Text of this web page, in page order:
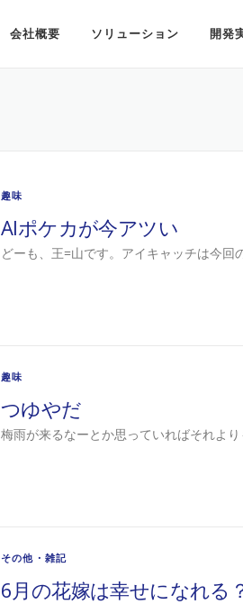
会社概要 ソリューション 開発
趣味
AIポケカが今アツい
どーも、王=山です。アイキャッチは今
趣味
つゆやだ
梅雨が来るなーとか思っていればそれよ
その他・雑記
6月の花嫁は幸せになれる